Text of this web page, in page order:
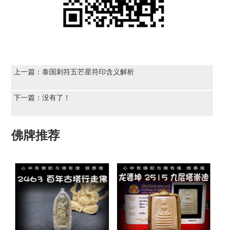
上一篇：泰国刺符五芒星符印含义解析
下一篇：没有了！
佛牌推荐